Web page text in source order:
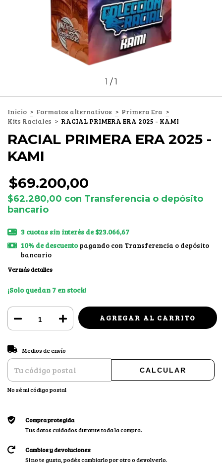
1 /1
Inicio > Formatos alternativos > Primera Era >
Kits Raciales > RACIAL PRIMERA ERA 2025 - KAMI
RACIAL PRIMERA ERA 2025 -
KAMI
$69.200,00
$62.280,00 con Transferencia o depósito
bancario
3 cuotas sin interés de$23.066,67
10% de descuentopagando con Transferencia o depósito
bancario
Ver más detalles
¡Solo quedan 7 en stock!
Entregas para el CP:
Medios de envío
CALCULAR
No sé mi código postal
Compra protegida
Tus datos cuidados durante toda la compra.
Cambios y devoluciones
Si no te gusta, podés cambiarlo por otro o devolverlo.